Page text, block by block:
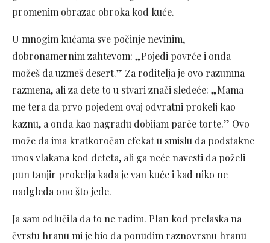
promenim obrazac obroka kod kuće.
U mnogim kućama sve počinje nevinim,
dobronamernim zahtevom: „Pojedi povrće i onda
možeš da uzmeš desert.” Za roditelja je ovo razumna
razmena, ali za dete to u stvari znači sledeće: „Mama
me tera da prvo pojedem ovaj odvratni prokelj kao
kaznu, a onda kao nagradu dobijam parče torte.” Ovo
može da ima kratkoročan efekat u smislu da podstakne
unos vlakana kod deteta, ali ga neće navesti da poželi
pun tanjir prokelja kada je van kuće i kad niko ne
nadgleda ono što jede.
Ja sam odlučila da to ne radim. Plan kod prelaska na
čvrstu hranu mi je bio da ponudim raznovrsnu hranu